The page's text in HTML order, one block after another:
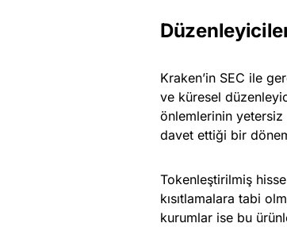
Kraken’in SEC ile
ve küresel
önlemlerinin yetersiz
davet ettiği bir
Tokenleştirilmiş
kısıtlamalara tabi
kurumlar ise bu